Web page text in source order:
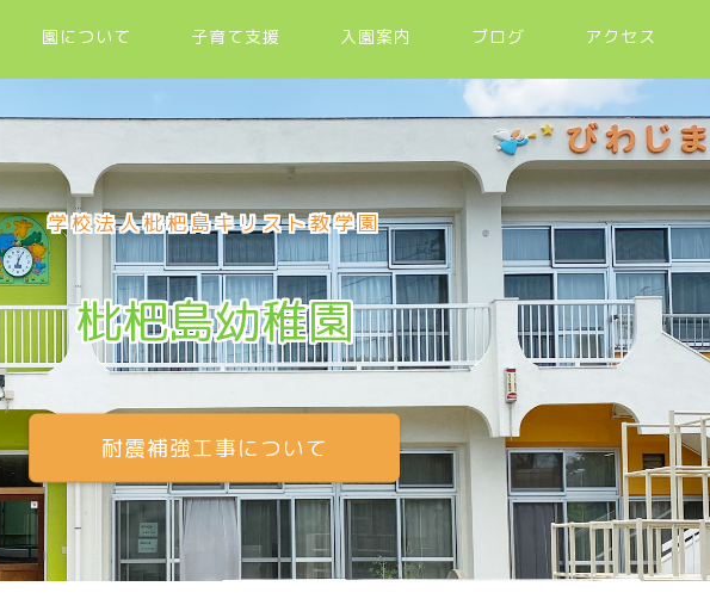
園について 子育て支援 入園案内 ブログ アクセス
学校法人枇杷島キリスト教学園
枇杷島幼稚園
耐震補強工事について